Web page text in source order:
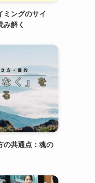
ミングのサイ
み解く
の共通点：魂の